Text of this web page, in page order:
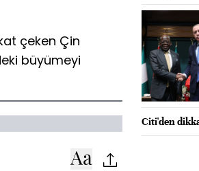
çeken Çin
büyümeyi
Citi'den